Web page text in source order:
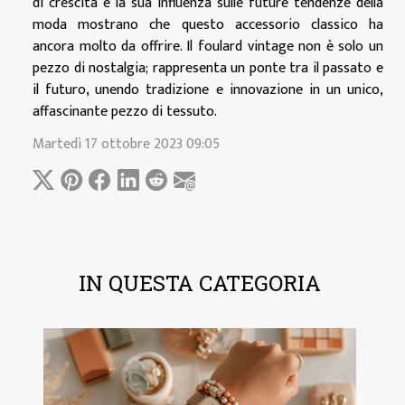
IN QUESTA CATEGORIA
moda mostrano che questo accessorio classico ha
ancora molto da offrire. Il foulard vintage non è solo un
pezzo di nostalgia; rappresenta un ponte tra il passato e
il futuro, unendo tradizione e innovazione in un unico,
affascinante pezzo di tessuto.
Martedì 17 ottobre 2023 09:05